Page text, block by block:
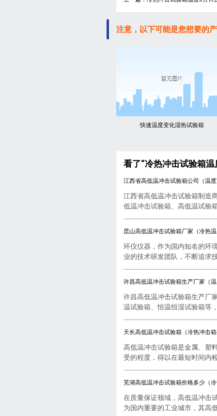
注意，以下可能是您想要的
快速温度变化湿热试验箱
看了“冷热冲击试验箱
江西省高低温冲击试验箱公司（温
江西省高低温冲击试验箱制造
低温冲击试验箱、高低温试验
昆山高低温冲击试验箱厂家（冷热
环仪仪器，作为国内知名的环
业的技术研发团队，不断追求
许昌高低温冲击试验箱生产厂家（
许昌高低温冲击试验箱生产厂
温试验箱、恒温恒湿试验箱等
天长高低温冲击试验箱（冷热冲击
高低温冲击试验箱是金属、塑
受的程度，得以在最短时间内
芜湖高低温冲击试验箱价格多少（
在质量保证领域，高低温冲击
为国内重要的工业城市，其高